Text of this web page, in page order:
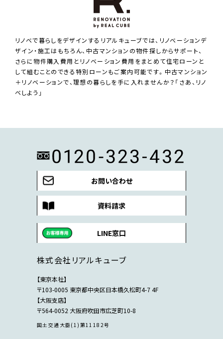
リノベで暮らしをデザインするリアルキューブでは、リノベーションデ
ザイン・施工はもちろん、中古マンションの物件探しからサポート、
さらに物件購入費用とリノベーション費用をまとめて住宅ローンと
して組むことのできる特別ローンもご案内可能です。中古マンション
＋リノベーションで、理想の暮らしを手に入れませんか？「さあ、リノ
ベしよう」
お問い合わせ
資料請求
LINE窓口
株式会社リアルキューブ
【東京本社】
〒103-0005 東京都中央区日本橋久松町4-7 4F
【大阪支店】
〒564-0052 大阪府吹田市広芝町10-8
国土交通大臣(1)第11182号